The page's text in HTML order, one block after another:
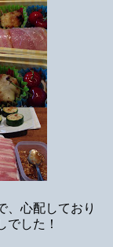
、心配しており
でした！